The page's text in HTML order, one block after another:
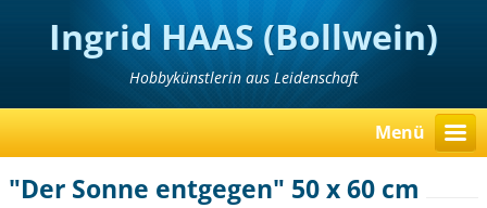
Ingrid HAAS (Bollwein)
Hobbykünstlerin aus Leidenschaft
Menü
"Der Sonne entgegen" 50 x 60 cm